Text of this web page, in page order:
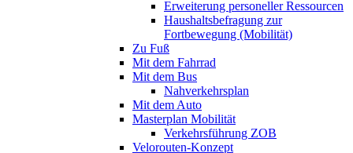
Erweiterung personeller Ressourcen
Haushaltsbefragung zur
Fortbewegung (Mobilität)
Zu Fuß
Mit dem Fahrrad
Mit dem Bus
Nahverkehrsplan
Mit dem Auto
Masterplan Mobilität
Verkehrsführung ZOB
Velorouten-Konzept